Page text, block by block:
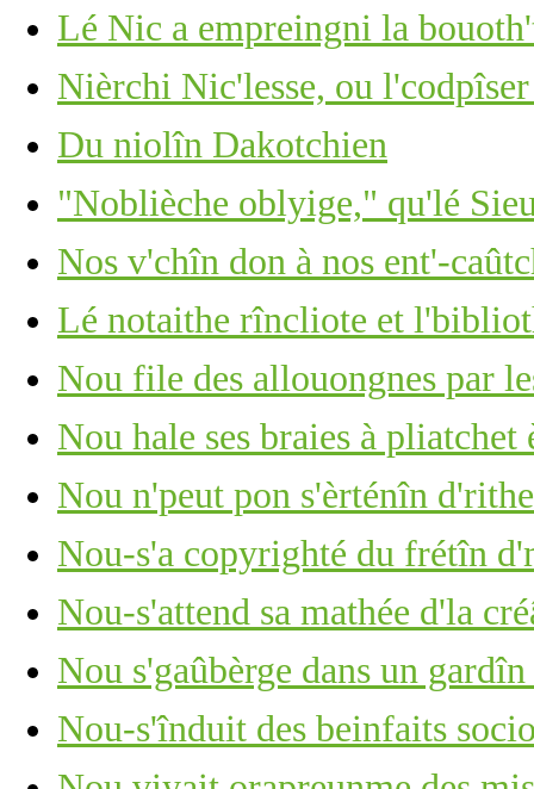
Lé Nic a empreingni la
Nièrchi Nic'lesse, ou l'codpîser
Du niolîn Dakotchien
"Noblièche oblyige," qu'lé
Nos v'chîn don à nos ent'-
Lé notaithe rîncliote et
Nou file des allouongnes par
Nou hale ses braies à pliatchet
Nou n'peut pon s'èrténîn
Nou-s'a copyrighté du frétîn
Nou-s'attend sa mathée d'la
Nou s'gaûbèrge dans un
Nou-s'înduit des beinfaits